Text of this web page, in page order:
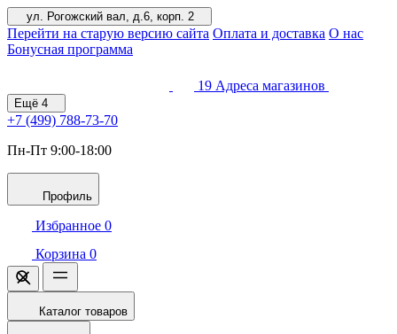
ул. Рогожский вал, д.6, корп. 2
Перейти на старую версию сайта Оплата и доставка О нас
Бонусная программа
19 Адреса магазинов
Ещё 4
+7 (499) 788-73-70
Пн-Пт 9:00-18:00
Профиль
Избранное 0
Корзина 0
Каталог товаров